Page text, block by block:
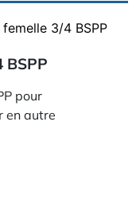
3/4 BSPP
BSPP
pour
en autre